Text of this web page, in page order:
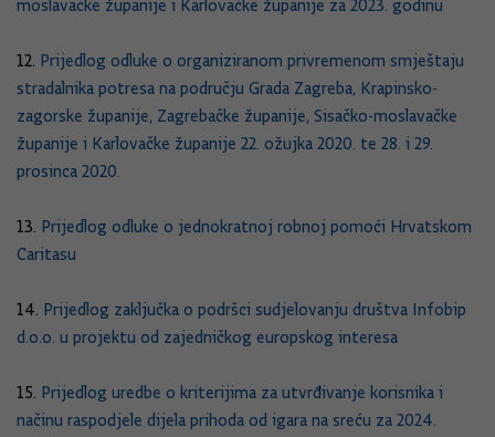
moslavačke županije i Karlovačke županije za 2023. godinu
12. Prijedlog odluke o organiziranom privremenom smještaju
stradalnika potresa na području Grada Zagreba, Krapinsko-
zagorske županije, Zagrebačke županije, Sisačko-moslavačke
županije i Karlovačke županije 22. ožujka 2020. te 28. i 29.
prosinca 2020.
13. Prijedlog odluke o jednokratnoj robnoj pomoći Hrvatskom
Caritasu
14. Prijedlog zaključka o podršci sudjelovanju društva Infobip
d.o.o. u projektu od zajedničkog europskog interesa
15. Prijedlog uredbe o kriterijima za utvrđivanje korisnika i
načinu raspodjele dijela prihoda od igara na sreću za 2024.